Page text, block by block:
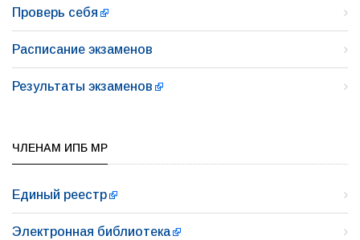
Проверь себя
Расписание экзаменов
Результаты экзаменов
ЧЛЕНАМ ИПБ МР
Единый реестр
Электронная библиотека